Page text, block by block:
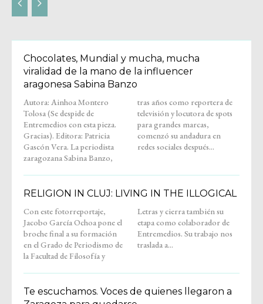
Chocolates, Mundial y mucha, mucha
viralidad de la mano de la influencer
aragonesa Sabina Banzo
Autora: Ainhoa Montero
Tolosa (Se despide de
Entremedios con esta pieza.
Gracias). Editora: Patricia
Gascón Vera. La periodista
zaragozana Sabina Banzo,
tras años como reportera de
televisión y locutora de spots
para grandes marcas,
comenzó su andadura en
redes sociales después...
RELIGION IN CLUJ: LIVING IN THE ILLOGICAL
Con este fotorreportaje,
Jacobo García Ochoa pone el
broche final a su formación
en el Grado de Periodismo de
la Facultad de Filosofía y
Letras y cierra también su
etapa como colaborador de
Entremedios. Su trabajo nos
traslada a...
Te escuchamos. Voces de quienes llegaron a